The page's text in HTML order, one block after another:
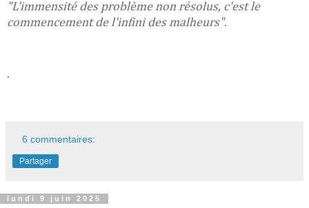
"L'immensité des problème non résolus, c'est le
commencement de l'infini des malheurs".
.
6 commentaires:
Partager
lundi 9 juin 2025